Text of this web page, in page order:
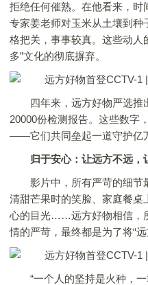
拒绝任何催熟。在他看来，时
专家姜老师对玉米从土壤到
格把关，事事较真。这些动人
多”文化的彻底摒弃。
四年来，远方好物严选推
20000份检测报告。这些数字
——它们共同垒起一道守护亿
归于安心：让远方不远，
影片中，所有严苛的细节
清甜芒果时的笑脸、家庭餐桌
心的目光……远方好物相信，
情的严苛，最终都是为了将“远
“一个人的坚持是火种，一